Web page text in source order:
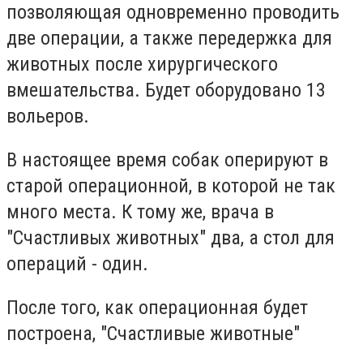
позволяющая одновременно проводить
две операции, а также передержка для
животных после хирургического
вмешательства. Будет оборудовано 13
вольеров.
В настоящее время собак оперируют в
старой операционной, в которой не так
много места. К тому же, врача в
"Счастливых животных" два, а стол для
операций - один.
После того, как операционная будет
построена, "Счастливые животные"